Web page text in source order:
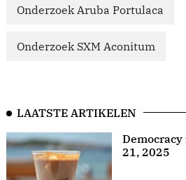
Onderzoek Aruba Portulaca
Onderzoek SXM Aconitum
LAATSTE ARTIKELEN
21, 2025